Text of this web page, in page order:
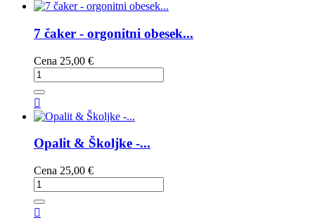
7 čaker - orgonitni obesek...
Cena 25,00 €

Opalit & Školjke -...
Cena 25,00 €
